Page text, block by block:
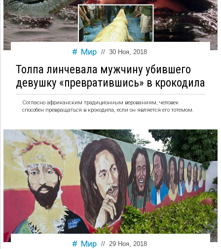
Мир // 30 Ноя, 2018
Толпа линчевала мужчину убившего
девушку «превратившись» в крокодила
Согласно африканским традиционным верованиям, человек
способен превращаться в крокодила, если он является его тотемом.
Мир // 29 Ноя, 2018